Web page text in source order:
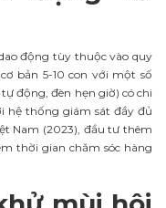
động tùy thuộc vào quy
bản 5-10 con với một số
động, đèn hẹn giờ) có chi
hệ thống giám sát đầy đủ
Nam (2023), đầu tư thêm
thời gian chăm sóc hàng